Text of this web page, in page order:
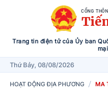
CỔNG
Trang tin điện tử của Ủy ban
Thứ Bảy, 08/08/2026
HOẠT ĐỘNG ĐỊA PHƯƠNG MA